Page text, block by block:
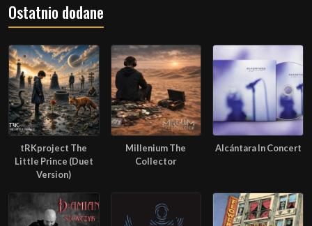
Ostatnio dodane
tRKproject The
Little Prince (Duet
Version)
Millenium The
Collector
Alcántara In Concert